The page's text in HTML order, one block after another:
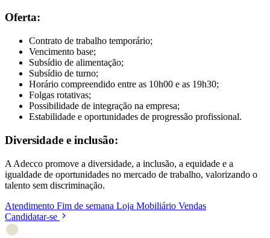
Oferta:
Contrato de trabalho temporário;
Vencimento base;
Subsídio de alimentação;
Subsídio de turno;
Horário compreendido entre as 10h00 e as 19h30;
Folgas rotativas;
Possibilidade de integração na empresa;
Estabilidade e oportunidades de progressão profissional.
Diversidade e inclusão:
A Adecco promove a diversidade, a inclusão, a equidade e a
igualdade de oportunidades no mercado de trabalho, valorizando o
talento sem discriminação.
Atendimento Fim de semana Loja Mobiliário Vendas
Candidatar-se